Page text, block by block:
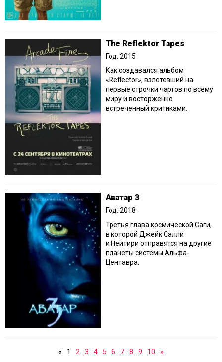
The Reflektor Tapes
Год: 2015
Как создавался альбом
«Reflector», взлетевший на
первые строчки чартов по всему
миру и восторженно
встреченный критиками.
Аватар 3
Год: 2018
Третья глава космической Саги,
в которой Джейк Салли
и Нейтири отправятся на другие
планеты системы Альфа-
Центавра.
« 1 2 3 4 5 6 7 8 9 10 »